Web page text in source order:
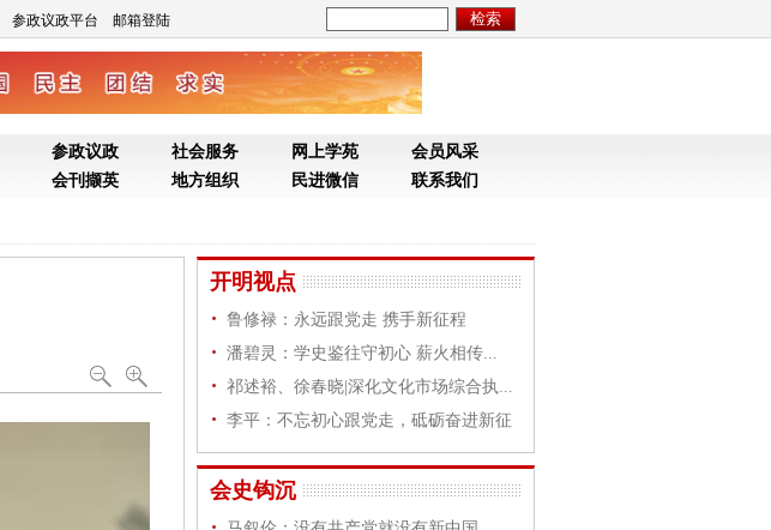
参政议政平台 邮箱登陆
参政议政 社会服务 网上学苑
会员风采
会刊撷英 地方组织 民进微信 联系我们
开明视点
鲁修禄：永远跟党走 携手新征程
潘碧灵：学史鉴往守初心 薪火相传...
祁述裕、徐春晓|深化文化市场综合执...
李平：不忘初心跟党走，砥砺奋进新征
程
会史钩沉